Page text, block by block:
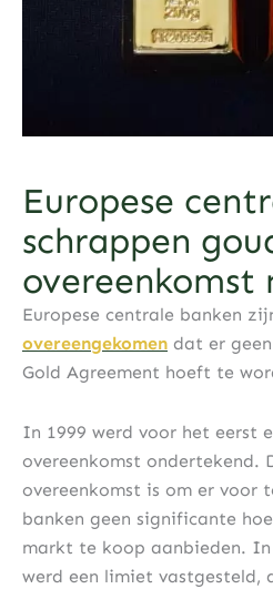
Europese
schrappen
overeenkomst
Europese centrale banken
overeengekomen dat er
Gold Agreement hoeft te
In 1999 werd voor het eerst
overeenkomst ondertekend.
overeenkomst is om er voor
banken geen significante
markt te koop aanbieden. In
werd een limiet vastgesteld,